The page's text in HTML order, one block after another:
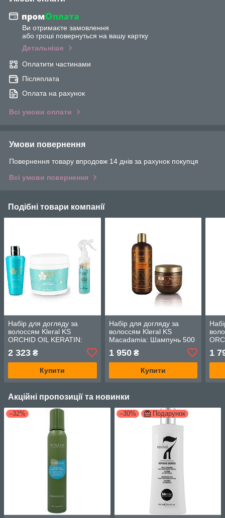
Ви отримаєте замовлення
або гроші повернуться на вашу картку
Детальніше
Оплатити частинами
Післяплата
Оплата на рахунок
Всі умови оплати
Умови повернення
Повернення товару впродовж 14 днів за рахунок покупця
Всі умови повернення
Подібні товари компанії
Набір для догляду за
волоссям Kleral KS
ORCHID OIL KERATIN:
Шампунь HAVANE GOLD
300 мл+Маска 500 мл +
Спрей 250 мл
2 323 ₴
Купити
Набір для догляду за
волоссям Kleral KS
Macadamia: Шампунь 500
мл + Маска-шовк 500 мл
1 950₴
Купити
300
1
Акційні пропозиції та новинки
–32% –30% Подарунок